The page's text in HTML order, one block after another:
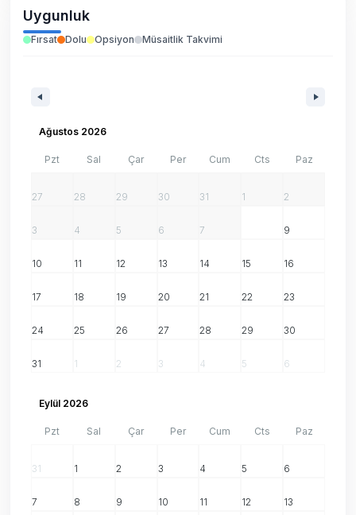
Uygunluk
Fırsat Dolu Opsiyon Müsaitlik Takvimi
Ağustos 2026
Pzt Sal Çar Per Cum Cts Paz
27 28 29 30 31 1 2
3 4 5 6 7 9
10 11 12 13 14 15 16
17 18 19 20 21 22 23
24 25 26 27 28 29 30
31 1 2 3 4 5 6
Eylül 2026
Pzt Sal Çar Per Cum Cts Paz
31 1 2 3 4 5 6
7 8 9 10 11 12 13